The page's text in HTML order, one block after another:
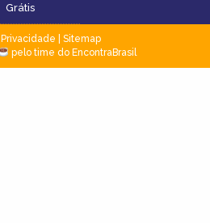
Grátis
Privacidade
Sitemap
pelo time do EncontraBrasil